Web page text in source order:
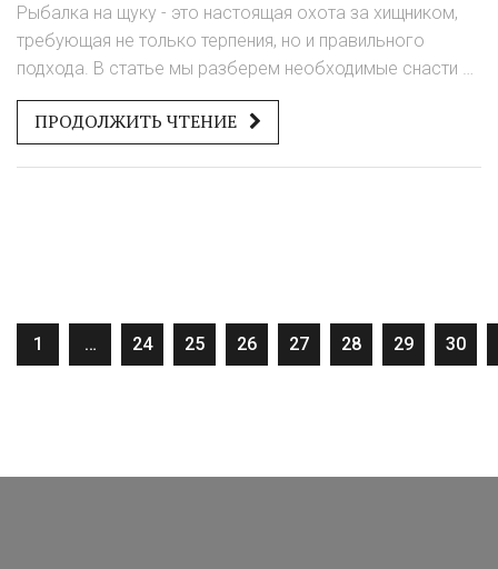
Рыбалка на щуку - это настоящая охота за хищником,
требующая не только терпения, но и правильного
подхода. В статье мы разберем необходимые снасти и
приманки, а также поделимся советами о выборе
места и времени для ловли. Вы узнаете, почему щука
особенно активна осенью и как выбрать оптимальные
ПРОДОЛЖИТЬ ЧТЕНИЕ
1 … 24 25 26 27 28 29 30